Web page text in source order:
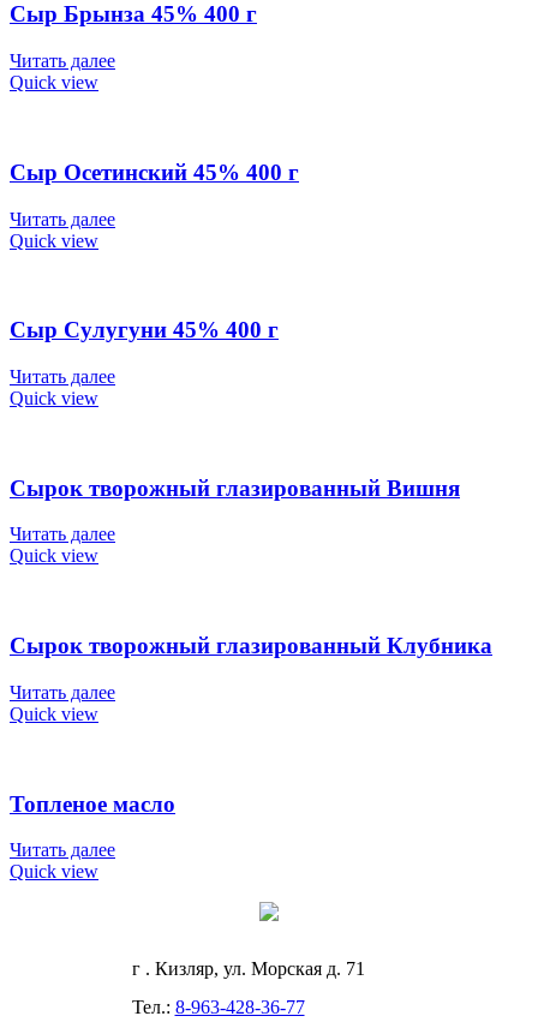
Сыр Брынза 45% 400 г
Читать далее
Quick view
Сыр Осетинский 45% 400 г
Читать далее
Quick view
Сыр Сулугуни 45% 400 г
Читать далее
Quick view
Сырок творожный глазированный Вишня
Читать далее
Quick view
Сырок творожный глазированный Клубника
Читать далее
Quick view
Топленое масло
Читать далее
Quick view
г . Кизляр, ул. Морская д. 71
Тел.: 8-963-428-36-77